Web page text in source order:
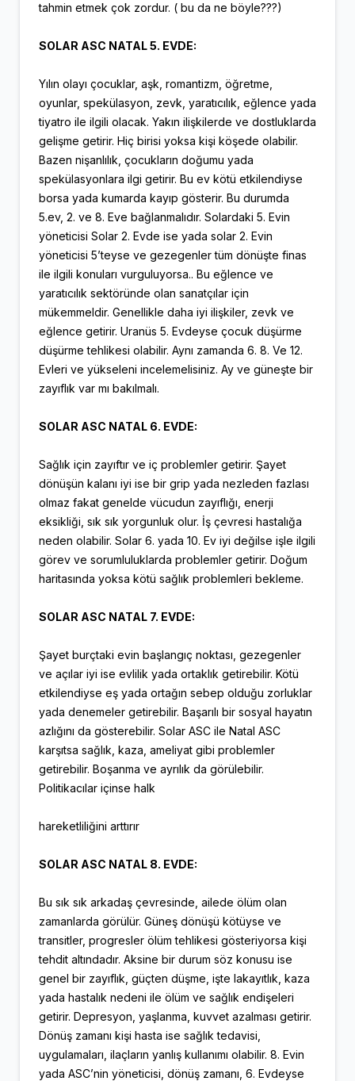
tahmin etmek çok zordur. ( bu da ne böyle???)
SOLAR ASC NATAL 5. EVDE:
Yılın olayı çocuklar, aşk, romantizm, öğretme,
oyunlar, spekülasyon, zevk, yaratıcılık, eğlence yada
tiyatro ile ilgili olacak. Yakın ilişkilerde ve dostluklarda
gelişme getirir. Hiç birisi yoksa kişi köşede olabilir.
Bazen nişanlılık, çocukların doğumu yada
spekülasyonlara ilgi getirir. Bu ev kötü etkilendiyse
borsa yada kumarda kayıp gösterir. Bu durumda
5.ev, 2. ve 8. Eve bağlanmalıdır. Solardaki 5. Evin
yöneticisi Solar 2. Evde ise yada solar 2. Evin
yöneticisi 5’teyse ve gezegenler tüm dönüşte finas
ile ilgili konuları vurguluyorsa.. Bu eğlence ve
yaratıcılık sektöründe olan sanatçılar için
mükemmeldir. Genellikle daha iyi ilişkiler, zevk ve
eğlence getirir. Uranüs 5. Evdeyse çocuk düşürme
düşürme tehlikesi olabilir. Aynı zamanda 6. 8. Ve 12.
Evleri ve yükseleni incelemelisiniz. Ay ve güneşte bir
zayıflık var mı bakılmalı.
SOLAR ASC NATAL 6. EVDE:
Sağlık için zayıftır ve iç problemler getirir. Şayet
dönüşün kalanı iyi ise bir grip yada nezleden fazlası
olmaz fakat genelde vücudun zayıflığı, enerji
eksikliği, sık sık yorgunluk olur. İş çevresi hastalığa
neden olabilir. Solar 6. yada 10. Ev iyi değilse işle ilgili
görev ve sorumluluklarda problemler getirir. Doğum
haritasında yoksa kötü sağlık problemleri bekleme.
SOLAR ASC NATAL 7. EVDE:
Şayet burçtaki evin başlangıç noktası, gezegenler
ve açılar iyi ise evlilik yada ortaklık getirebilir. Kötü
etkilendiyse eş yada ortağın sebep olduğu zorluklar
yada denemeler getirebilir. Başarılı bir sosyal hayatın
azlığını da gösterebilir. Solar ASC ile Natal ASC
karşıtsa sağlık, kaza, ameliyat gibi problemler
getirebilir. Boşanma ve ayrılık da görülebilir.
Politikacılar içinse halk
hareketliliğini arttırır
SOLAR ASC NATAL 8. EVDE:
Bu sık sık arkadaş çevresinde, ailede ölüm olan
zamanlarda görülür. Güneş dönüşü kötüyse ve
transitler, progresler ölüm tehlikesi gösteriyorsa kişi
tehdit altındadır. Aksine bir durum söz konusu ise
genel bir zayıflık, güçten düşme, işte lakayıtlık, kaza
yada hastalık nedeni ile ölüm ve sağlık endişeleri
getirir. Depresyon, yaşlanma, kuvvet azalması getirir.
Dönüş zamanı kişi hasta ise sağlık tedavisi,
uygulamaları, ilaçların yanlış kullanımı olabilir. 8. Evin
yada ASC’nin yöneticisi, dönüş zamanı, 6. Evdeyse